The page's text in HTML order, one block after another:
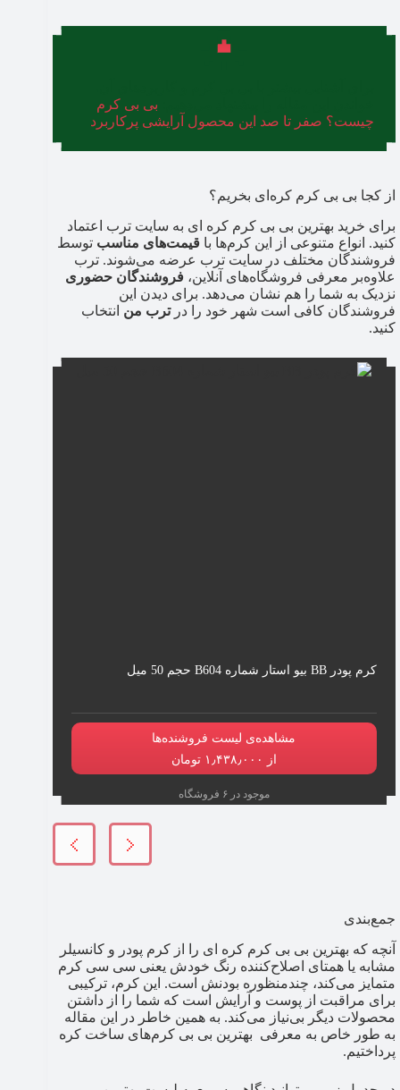
بی بی کرم
چیست؟ صفر تا صد این محصول آرایشی پرکاربرد
از کجا بی بی کرم کره‌ای بخریم؟
برای خرید بهترین بی بی کرم کره ای به سایت ترب اعتماد
کنید. انواع متنوعی از این کرم‌ها با قیمت‌های مناسب توسط
فروشندگان مختلف در سایت ترب عرضه می‌شوند. ترب
علاوه‌بر معرفی فروشگاه‌های آنلاین، فروشندگان حضوری
نزدیک به شما را هم نشان می‌دهد. برای دیدن این
فروشندگان کافی است شهر خود را درترب من انتخاب
کنید.
کرم پودر BB بیو استار شماره B604 حجم 50 میل
مشاهده‌ی لیست فروشنده‌ها
از ۱٫۴۳۸٫۰۰۰ تومان
موجود در ۶ فروشگاه
جمع‌بندی
آنچه که بهترین بی بی کرم کره ای را از کرم پودر و کانسیلر
مشابه یا همتای اصلاح‌کننده رنگ خودش یعنی سی سی کرم
متمایز می‌کند، چندمنظوره بودنش است. این کرم، ترکیبی
برای مراقبت از پوست و آرایش است که شما را از داشتن
محصولات دیگر بی‌نیاز می‌کند. به همین خاطر در این مقاله
به طور خاص به معرفی بهترین بی بی کرم‌های ساخت کره
پرداختیم.